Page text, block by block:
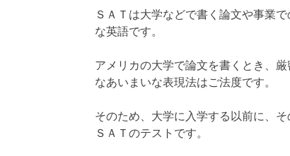
ＳＡＴは大学などで書く論文や事業
な英語です。
アメリカの大学で論文を書くとき、
なあいまいな表現法はご法度です。
そのため、大学に入学する以前に、
ＳＡＴのテストです。